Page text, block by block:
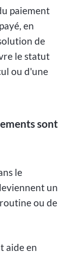
paiement
en
de
le statut
ou d'une
sont
le
un
ou de
aide en